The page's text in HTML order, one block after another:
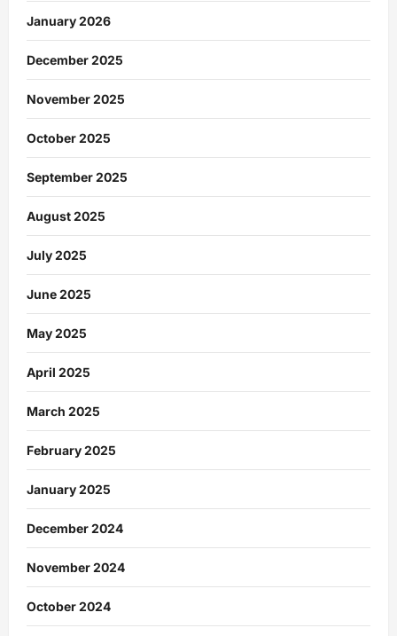
January 2026
December 2025
November 2025
October 2025
September 2025
August 2025
July 2025
June 2025
May 2025
April 2025
March 2025
February 2025
January 2025
December 2024
November 2024
October 2024